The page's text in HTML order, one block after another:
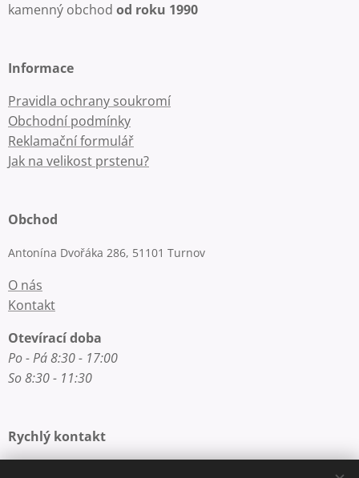
kamenný obchod od roku 1990
Informace
Pravidla ochrany soukromí
Obchodní podmínky
Reklamační formulář
Jak na velikost prstenu?
Obchod
Antonína Dvořáka 286, 51101 Turnov
O nás
Kontakt
Otevírací doba
Po - Pá 8:30 - 17:00
So 8:30 - 11:30
Rychlý kontakt